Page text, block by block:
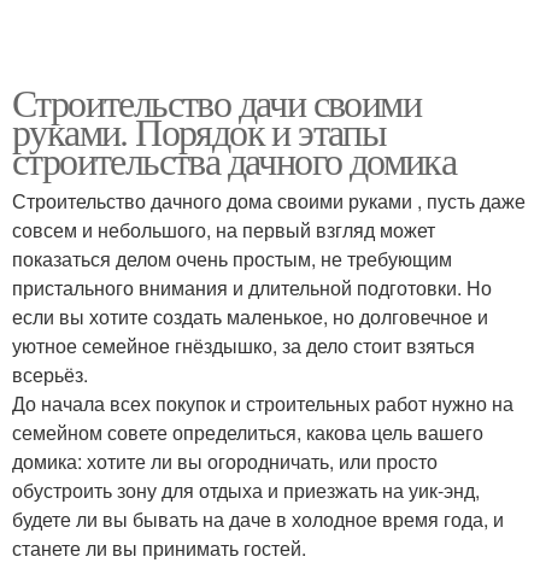
Строительство дачи своими
руками. Порядок и этапы
строительства дачного домика
Строительство дачного дома своими руками , пусть даже
совсем и небольшого, на первый взгляд может
показаться делом очень простым, не требующим
пристального внимания и длительной подготовки. Но
если вы хотите создать маленькое, но долговечное и
уютное семейное гнёздышко, за дело стоит взяться
всерьёз.
До начала всех покупок и строительных работ нужно на
семейном совете определиться, какова цель вашего
домика: хотите ли вы огородничать, или просто
обустроить зону для отдыха и приезжать на уик-энд,
будете ли вы бывать на даче в холодное время года, и
станете ли вы принимать гостей.